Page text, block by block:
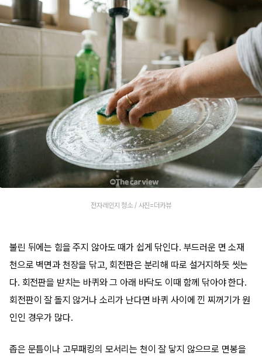
전자레인지 청소 / 사진=더카뷰
불린 뒤에는 힘을 주지 않아도 때가 쉽게 닦인다. 부드러운 면 소재
천으로 벽면과 천장을 닦고, 회전판은 분리해 따로 설거지하듯 씻는
다. 회전판을 받치는 바퀴와 그 아래 바닥도 이때 함께 닦아야 한다.
회전판이 잘 돌지 않거나 소리가 난다면 바퀴 사이에 낀 찌꺼기가 원
인인 경우가 많다.
좁은 문틈이나 고무패킹의 모서리는 천이 잘 닿지 않으므로 면봉을